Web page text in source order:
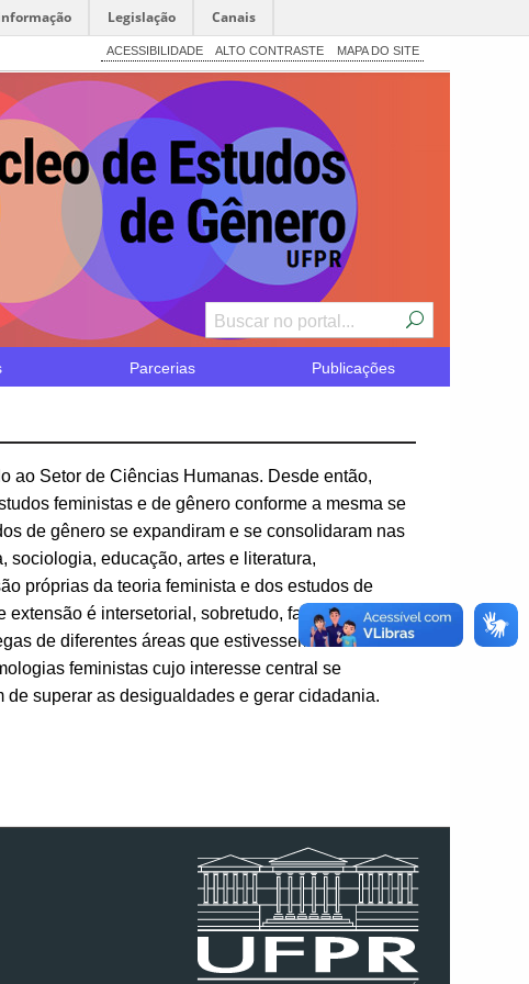
Legislação Canais
ACESSIBILIDADE ALTO CONTRASTE MAPA DO SITE
Parcerias Publicações
ao Setor de Ciências Humanas. Desde então,
feministas e de gênero conforme a mesma se
de gênero se expandiram e se consolidaram nas
sociologia, educação, artes e literatura,
próprias da teoria feminista e dos estudos de
é intersetorial, sobretudo, faz grande
de diferentes áreas que estivessem
feministas cujo interesse central se
superar as desigualdades e gerar cidadania.